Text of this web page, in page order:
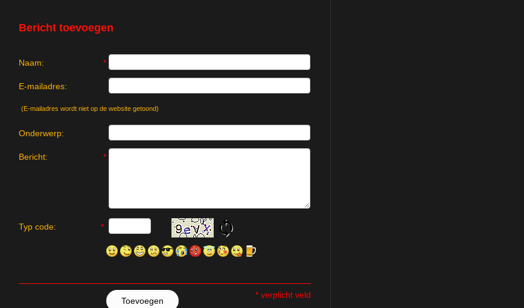
Bericht toevoegen
Naam: *
E-mailadres:
(E-mailadres wordt niet op de website getoond)
Onderwerp:
Bericht: *
Typ code: *
* verplicht veld